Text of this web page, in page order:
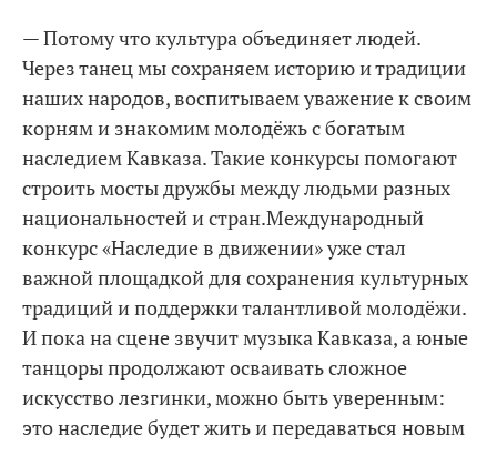
— Потому что культура объединяет людей.
Через танец мы сохраняем историю и традиции
наших народов, воспитываем уважение к своим
корням и знакомим молодёжь с богатым
наследием Кавказа. Такие конкурсы помогают
строить мосты дружбы между людьми разных
национальностей и стран.Международный
конкурс «Наследие в движении» уже стал
важной площадкой для сохранения культурных
традиций и поддержки талантливой молодёжи.
И пока на сцене звучит музыка Кавказа, а юные
танцоры продолжают осваивать сложное
искусство лезгинки, можно быть уверенным:
это наследие будет жить и передаваться новым